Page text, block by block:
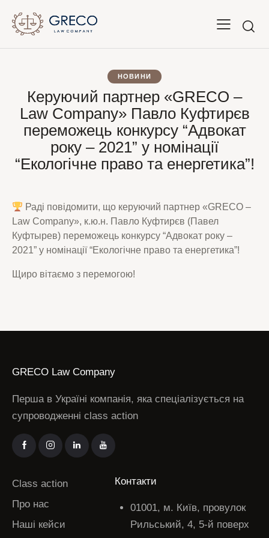
НОВИНИ
Керуючий партнер «GRECO –
Law Company» Павло Куфтирєв
переможець конкурсу “Адвокат
року – 2021” у номінації
“Екологічне право та енергетика”!
Раді повідомити, що керуючий партнер «GRECO –
Law Company», к.ю.н. Павло Куфтирєв (Павел
Куфтырев) переможець конкурсу “Адвокат року –
2021” у номінації “Екологічне право та енергетика”!
Щиро вітаємо з перемогою!
GRECO Law Company
Перша в Україні компанія, яка спеціалізується на
супроводженні class action
Class action
Про нас
Наші кейси
Контакти
01001, м. Київ, провулок
Рильський, 4, 5-й поверх